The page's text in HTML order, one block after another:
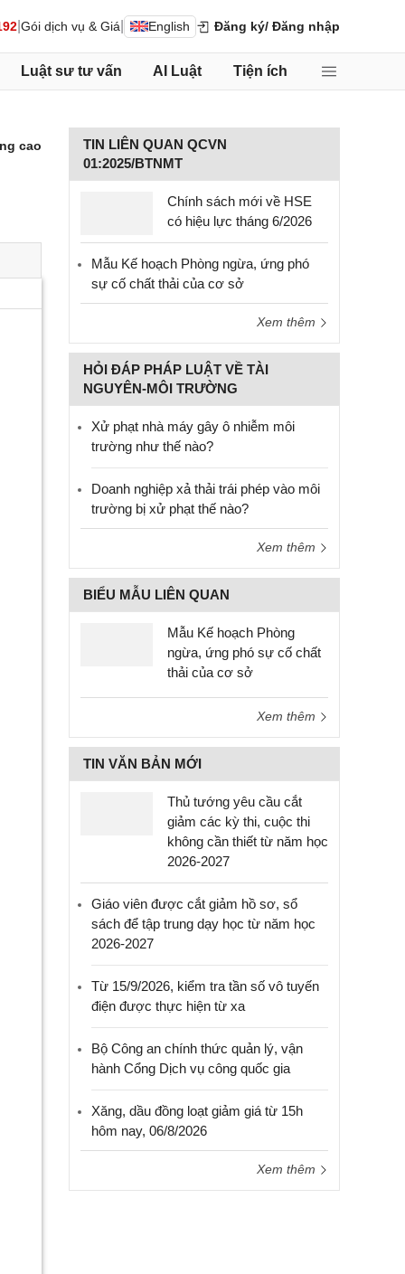
Gói dịch vụ & Giá English Đăng ký/ Đăng nhập
Luật sư tư vấn AI Luật Tiện ích
cao
TIN LIÊN QUAN QCVN
01:2025/BTNMT
Chính sách mới về HSE
có hiệu lực tháng 6/2026
Mẫu Kế hoạch Phòng ngừa, ứng phó
sự cố chất thải của cơ sở
Xem thêm
HỎI ĐÁP PHÁP LUẬT VỀ TÀI
NGUYÊN-MÔI TRƯỜNG
Xử phạt nhà máy gây ô nhiễm môi
trường như thế nào?
Doanh nghiệp xả thải trái phép vào môi
trường bị xử phạt thế nào?
Xem thêm
BIỂU MẪU LIÊN QUAN
Mẫu Kế hoạch Phòng
ngừa, ứng phó sự cố chất
thải của cơ sở
Xem thêm
TIN VĂN BẢN MỚI
Thủ tướng yêu cầu cắt
giảm các kỳ thi, cuộc thi
không cần thiết từ năm học
2026-2027
Giáo viên được cắt giảm hồ sơ, sổ
sách để tập trung dạy học từ năm học
2026-2027
Từ 15/9/2026, kiểm tra tần số vô tuyến
điện được thực hiện từ xa
Bộ Công an chính thức quản lý, vận
hành Cổng Dịch vụ công quốc gia
Xăng, dầu đồng loạt giảm giá từ 15h
hôm nay, 06/8/2026
Xem thêm